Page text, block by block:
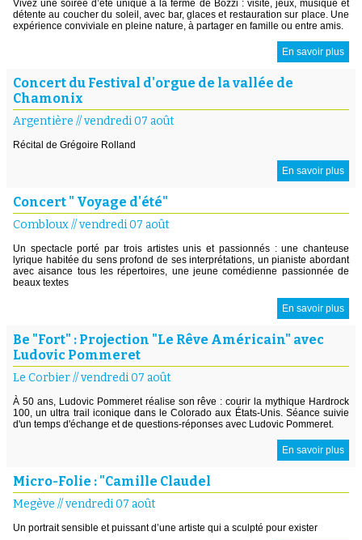
Vivez une soirée d’été unique à la ferme de Bozzi : visite, jeux, musique et
détente au coucher du soleil, avec bar, glaces et restauration sur place. Une
expérience conviviale en pleine nature, à partager en famille ou entre amis.
En savoir plus
Concert du Festival d'orgue de la vallée de
Chamonix
Argentière //vendredi 07 août
Récital de Grégoire Rolland
En savoir plus
Concert " Voyage d'été"
Combloux//vendredi 07 août
Un spectacle porté par trois artistes unis et passionnés : une chanteuse
lyrique habitée du sens profond de ses interprétations, un pianiste abordant
avec aisance tous les répertoires, une jeune comédienne passionnée de
beaux textes
En savoir plus
Be "Fort" : Projection "Le Rêve Américain" avec
Ludovic Pommeret
Le Corbier//vendredi 07 août
À 50 ans, Ludovic Pommeret réalise son rêve : courir la mythique Hardrock
100, un ultra trail iconique dans le Colorado aux États-Unis. Séance suivie
d'un temps d'échange et de questions-réponses avec Ludovic Pommeret.
En savoir plus
Micro-Folie : "Camille Claudel
Megève //vendredi 07 août
Un portrait sensible et puissant d’une artiste qui a sculpté pour exister